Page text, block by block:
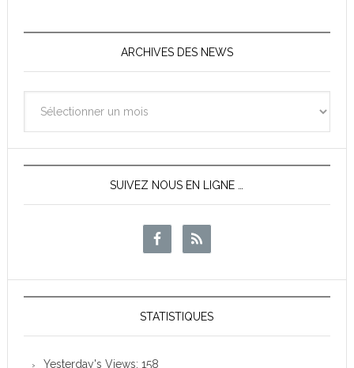
ARCHIVES DES NEWS
des
News
SUIVEZ NOUS EN LIGNE …
STATISTIQUES
Yesterday's Views: 158